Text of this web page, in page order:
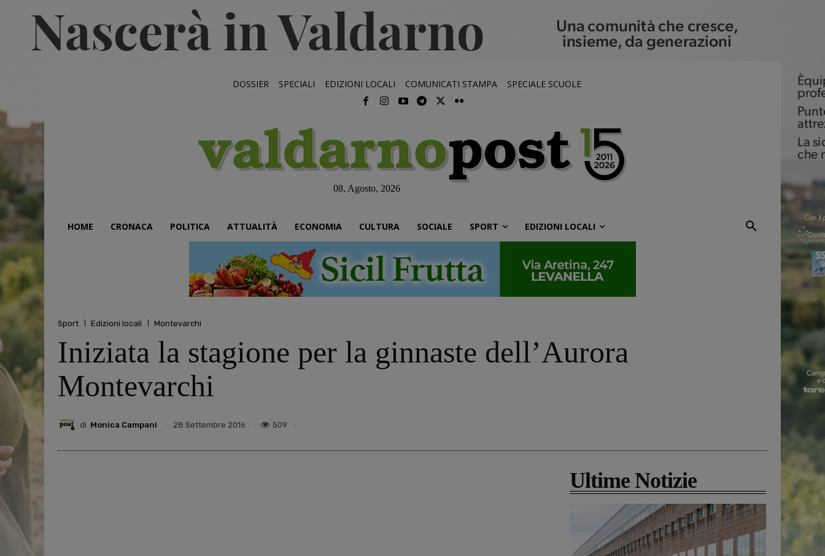
DOSSIER SPECIALI EDIZIONI LOCALI COMUNICATI STAMPA SPECIALE SCUOLE
08, Agosto, 2026
HOME CRONACA POLITICA ATTUALITÀ ECONOMIA CULTURA SOCIALE SPORT EDIZIONI LOCALI
Sport Edizioni locali Montevarchi
Iniziata la stagione per la ginnaste dell’Aurora
Montevarchi
di Monica Campani 28 Settembre 2016 509
Ultime Notizie